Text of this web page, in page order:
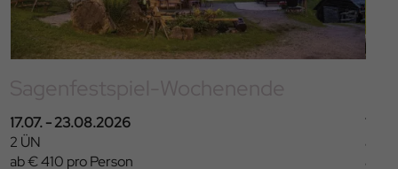
17.07. - 23.08.2026
2 ÜN
ab € 410 pro Person
ab 4
ab €